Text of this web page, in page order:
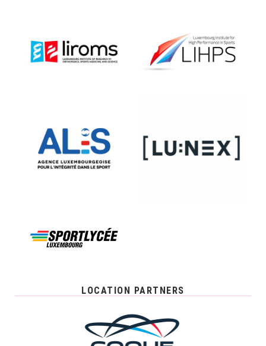
LOCATION PARTNERS